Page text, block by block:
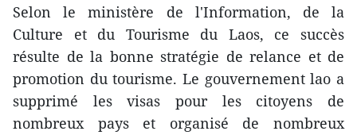
Selon le ministère de l'Information, de la
Culture et du Tourisme du Laos, ce succès
résulte de la bonne stratégie de relance et de
promotion du tourisme. Le gouvernement lao a
supprimé les visas pour les citoyens de
nombreux pays et organisé de nombreux